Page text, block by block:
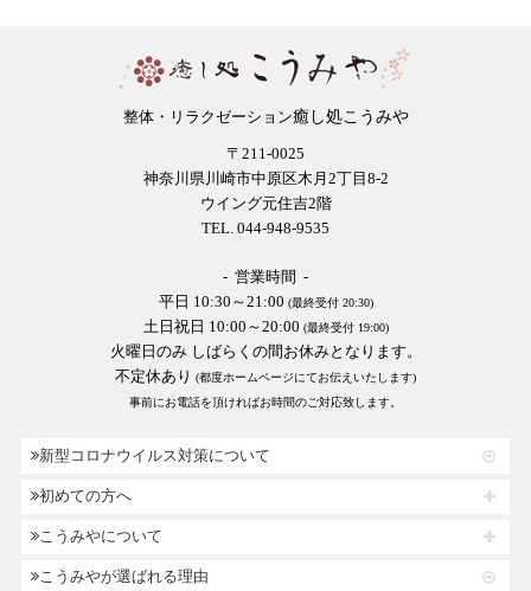
整体・リラクゼーション癒し処こうみや
〒211-0025
神奈川県川崎市中原区木月2丁目8-2
ウイング元住吉2階
TEL. 044-948-9535
- 営業時間 -
平日 10:30～21:00 (最終受付 20:30)
土日祝日 10:00～20:00 (最終受付 19:00)
火曜日のみ しばらくの間お休みとなります。
不定休あり (都度ホームページにてお伝えいたします)
事前にお電話を頂ければお時間のご対応致します。
新型コロナウイルス対策について
初めての方へ
こうみやについて
こうみやが選ばれる理由